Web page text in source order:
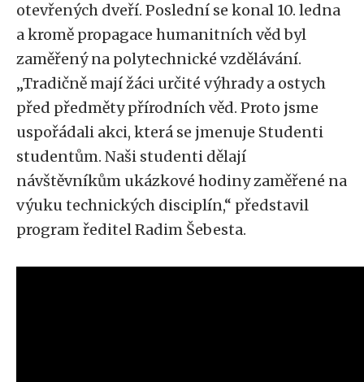
otevřených dveří. Poslední se konal 10. ledna
a kromě propagace humanitních věd byl
zaměřený na polytechnické vzdělávání.
„Tradičně mají žáci určité výhrady a ostych
před předměty přírodních věd. Proto jsme
uspořádali akci, která se jmenuje Studenti
studentům. Naši studenti dělají
návštěvníkům ukázkové hodiny zaměřené na
výuku technických disciplín,“ představil
program ředitel Radim Šebesta.